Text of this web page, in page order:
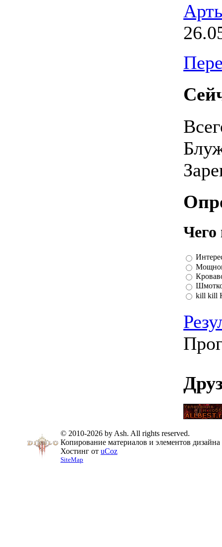
Чего
kill kill
© 2010-2026 by Ash. All rights reserved.
Копирование материалов и элементов
Хостинг от uCoz
SiteMap